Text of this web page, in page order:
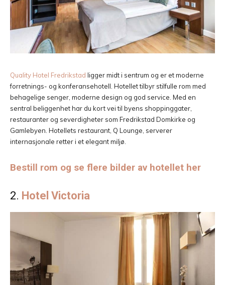
Quality Hotel Fredrikstad ligger midt i sentrum og er et moderne
forretnings- og konferansehotell. Hotellet tilbyr stilfulle rom med
behagelige senger, moderne design og god service. Med en
sentral beliggenhet har du kort vei til byens shoppinggater,
restauranter og severdigheter som Fredrikstad Domkirke og
Gamlebyen. Hotellets restaurant, Q Lounge, serverer
internasjonale retter i et elegant miljø.
Bestill rom og se flere bilder av hotellet her
2. Hotel Victoria